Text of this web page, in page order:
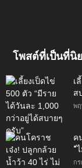
โพสต์ที่เป็นที่นิ
เ
ส
พ
ค
“
ก